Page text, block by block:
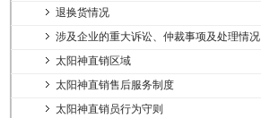
退换货情况
涉及企业的重大诉讼、仲裁事项及处理情况
太阳神直销区域
太阳神直销售后服务制度
太阳神直销员行为守则